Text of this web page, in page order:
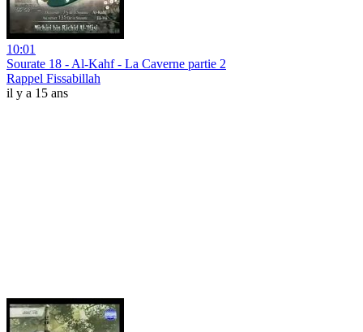
10:01
Sourate 18 - Al-Kahf - La Caverne partie 2
Rappel Fissabillah
il y a 15 ans